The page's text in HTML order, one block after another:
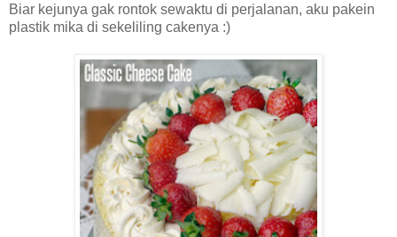
Biar kejunya gak rontok sewaktu di perjalanan, aku pakein
plastik mika di sekeliling cakenya :)